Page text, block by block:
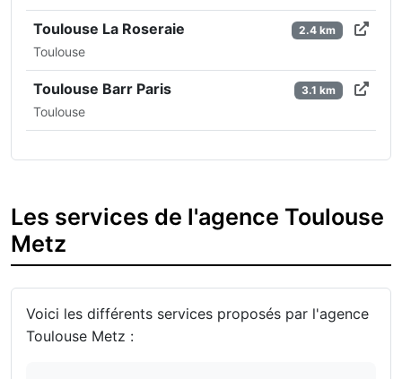
Toulouse La Roseraie
Toulouse
2.4 km
Toulouse Barr Paris
Toulouse
3.1 km
Les services de l'agence Toulouse
Metz
Voici les différents services proposés par l'agence
Toulouse Metz :